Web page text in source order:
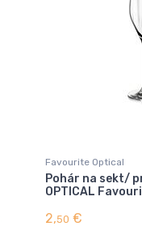
Favourite Optical
Pohár na sekt/
OPTICAL
2,50 €